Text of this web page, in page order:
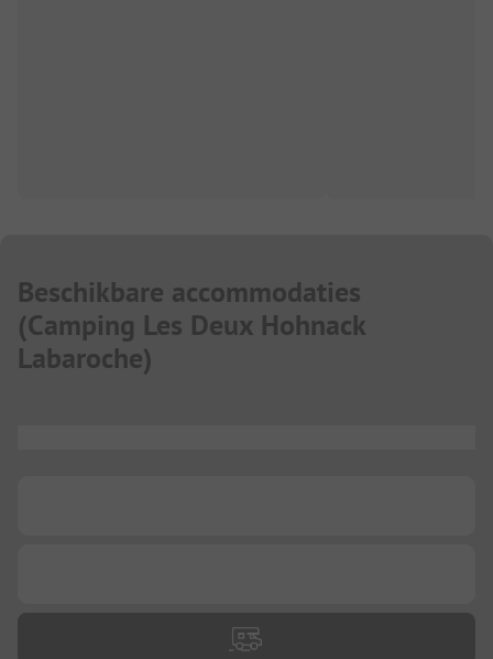
Beschikbare accommodaties
(Camping Les Deux Hohnack
Labaroche)